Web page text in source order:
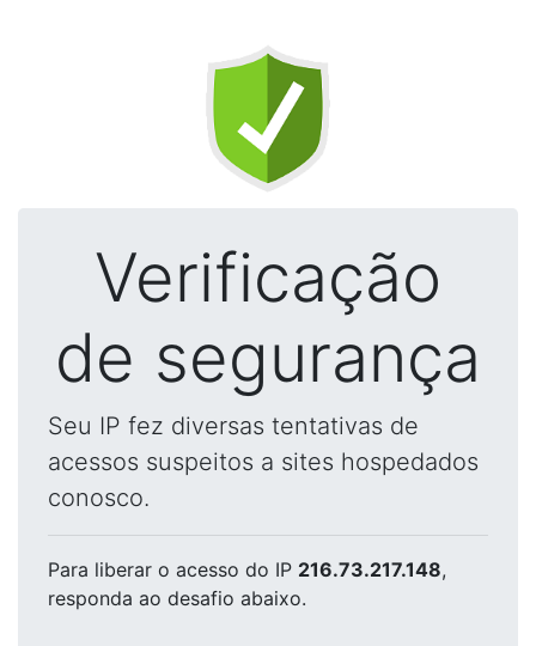
Verificação
de segurança
Seu IP fez diversas tentativas de
acessos suspeitos a sites hospedados
conosco.
Para liberar o acesso do IP 216.73.217.148,
responda ao desafio abaixo.